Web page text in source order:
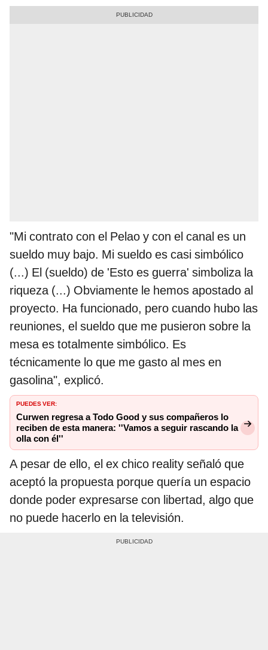
"Mi contrato con el Pelao y con el canal es un
sueldo muy bajo. Mi sueldo es casi simbólico
(...) El (sueldo) de 'Esto es guerra' simboliza la
riqueza (...) Obviamente le hemos apostado al
proyecto. Ha funcionado, pero cuando hubo las
reuniones, el sueldo que me pusieron sobre la
mesa es totalmente simbólico. Es
técnicamente lo que me gasto al mes en
gasolina", explicó.
PUEDES VER:
Curwen regresa a Todo Good y sus compañeros lo
reciben de esta manera: ''Vamos a seguir rascando la
olla con él''
A pesar de ello, el ex chico reality señaló que
aceptó la propuesta porque quería un espacio
donde poder expresarse con libertad, algo que
no puede hacerlo en la televisión.